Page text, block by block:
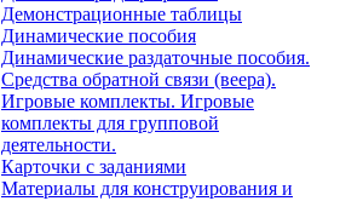
Демонстрационные таблицы
Динамические пособия
Динамические раздаточные пособия.
Средства обратной связи (веера).
Игровые комплекты. Игровые
комплекты для групповой
деятельности.
Карточки с заданиями
Материалы для конструирования и